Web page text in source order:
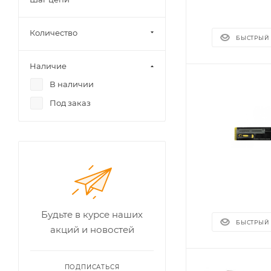
БЫСТРЫЙ
БЫСТРЫЙ
Количество
Наличие
В наличии
Под заказ
Будьте в курсе наших
акций и новостей
ПОДПИСАТЬСЯ